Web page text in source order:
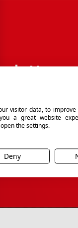
auf dem
erhalten
an.
visitor data, to improve
a great website
the settings.
Deny